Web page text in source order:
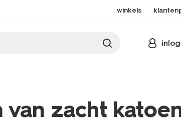
winkels
zacht